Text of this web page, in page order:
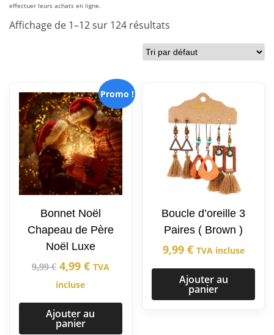
effectuer leurs achats en ligne.
Affichage de 1–12 sur 124 résultats
Promo !
Bonnet Noël
Chapeau de Père
Noël Luxe
9,99€ 4,99 € TVA
incluse
Ajouter au
panier
Boucle d’oreille 3
Paires ( Brown )
9,99 € TVA incluse
Ajouter au
panier